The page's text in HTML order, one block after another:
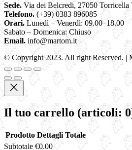
Sede. Via dei Belcredi, 27050 Torricella
Telefono. (+39) 0383 896085
Orari. Lunedì – Venerdì: 09.00–18.00
Sabato – Domenica: Chiuso
Email. info@martom.it
© Copyright 2023. All right Reserved. |
Il tuo carrello (articoli:
Prodotto Dettagli Totale
Subtotale €0.00